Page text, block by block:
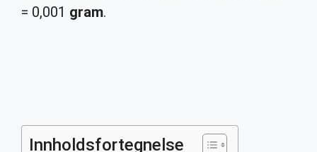
= 0,001 gram.
Innholdsfortegnelse